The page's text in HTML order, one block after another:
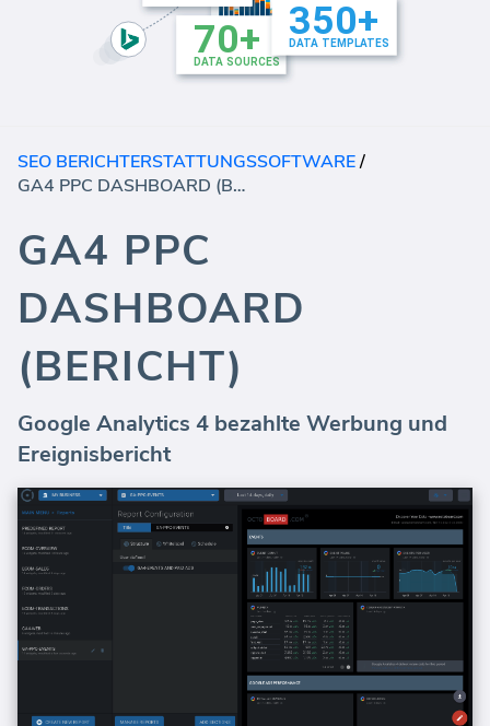
SEO BERICHTERSTATTUNGSSOFTWARE/
GA4 PPC DASHBOARD (BERICHT)
GA4 PPC
DASHBOARD
(BERICHT)
Google Analytics 4 bezahlte Werbung und
Ereignisbericht